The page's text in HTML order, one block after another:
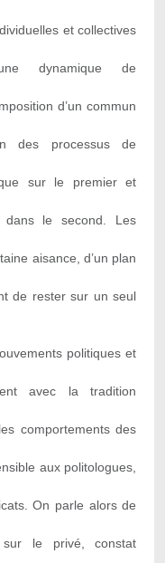
et collectives
dynamique de
d’un commun
des processus de
sur le premier et
dans le second. Les
aisance, d’un plan
de rester sur un seul
politiques et
avec la tradition
comportements des
aux politologues,
On parle alors de
sur le privé, constat